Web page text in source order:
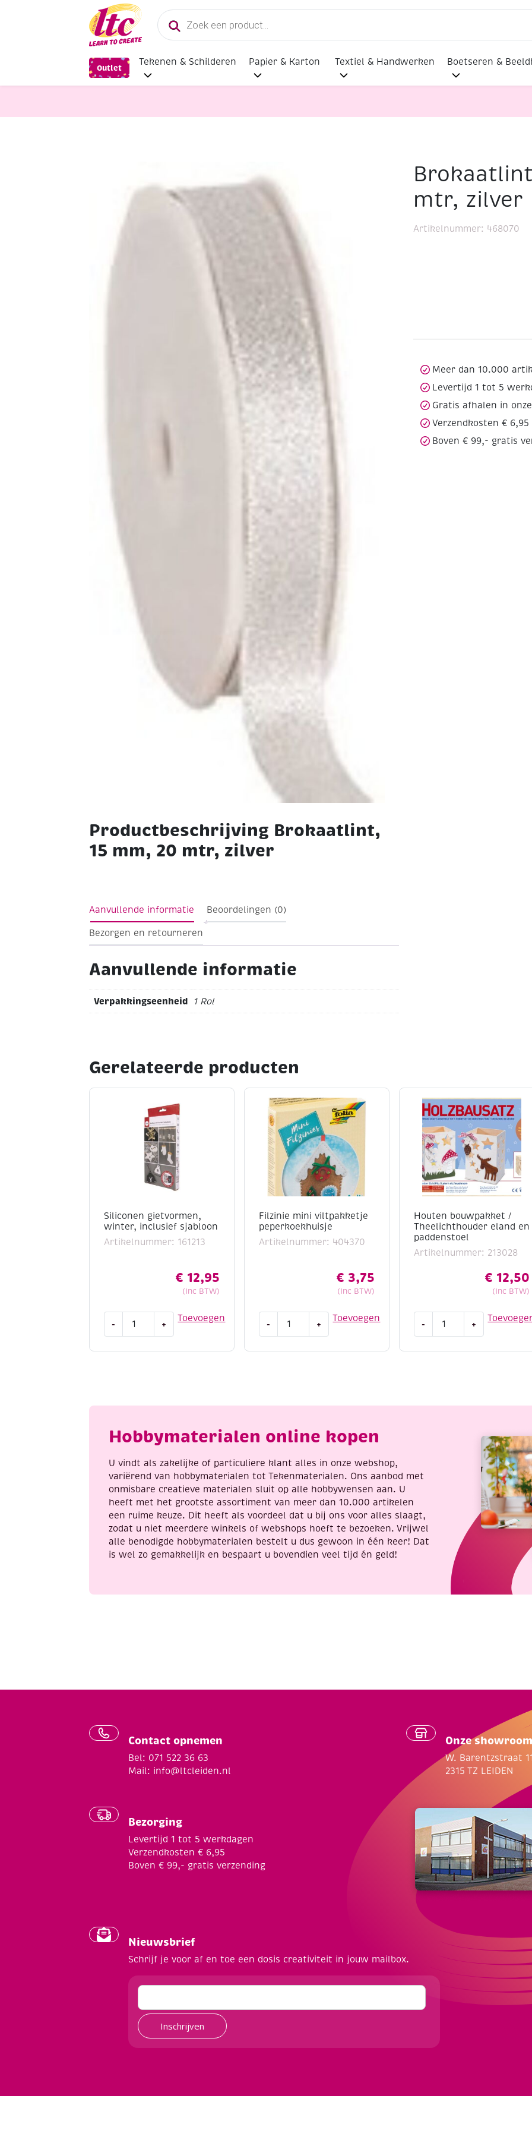
Producten
zoeken
Outlet
Tekenen & Schilderen Papier & Karton Textiel & Handwerken Boetseren &
Brokaatlint, 15 mm, 20 mtr, zilver
Productbeschrijving Brokaatlint,
15 mm, 20 mtr, zilver
mtr, zilver
Artikelnummer: 468070
Meer dan 10.000
Levertijd 1 tot 5
Gratis afhalen in
Verzendkosten € 6,95
Boven € 99,- gratis
Aanvullende informatie Beoordelingen (0)
Bezorgen en retourneren
Aanvullende informatie
Verpakkingseenheid 1 Rol
Gerelateerde producten
Siliconen gietvormen,
winter, inclusief sjabloon
Artikelnummer: 161213
€ 12,95
(Inc BTW)
Toevoegen
-
gietvormen,
+
Filzinie mini viltpakketje
peperkoekhuisje
Artikelnummer: 404370
€ 3,75
(Inc BTW)
Toevoegen
- +
Houten bouwpakket /
Theelichthouder eland en
paddenstoel
Artikelnummer: 213028
€ 12,50
(Inc BTW)
-
bouwpakket
aantal
+
Hobbymaterialen online kopen
U vindt als zakelijke of particuliere klant alles in onze webshop,
variërend van hobbymaterialen tot Tekenmaterialen. Ons aanbod met
onmisbare creatieve materialen sluit op alle hobbywensen aan. U
heeft met het grootste assortiment van meer dan 10.000 artikelen
een ruime keuze. Dit heeft als voordeel dat u bij ons voor alles slaagt,
zodat u niet meerdere winkels of webshops hoeft te bezoeken. Vrijwel
alle benodigde hobbymaterialen bestelt u dus gewoon in één keer! Dat
is wel zo gemakkelijk en bespaart u bovendien veel tijd én geld!
Contact opnemen
Bel: 071 522 36 63
Mail: info@ltcleiden.nl
Bezorging
Levertijd 1 tot 5 werkdagen
Verzendkosten € 6,95
Boven € 99,- gratis verzending
Onze showroom
W. Barentzstraat
2315 TZ LEIDEN
Nieuwsbrief
Schrijf je voor af en toe een dosis creativiteit in jouw mailbox.
Inschrijven